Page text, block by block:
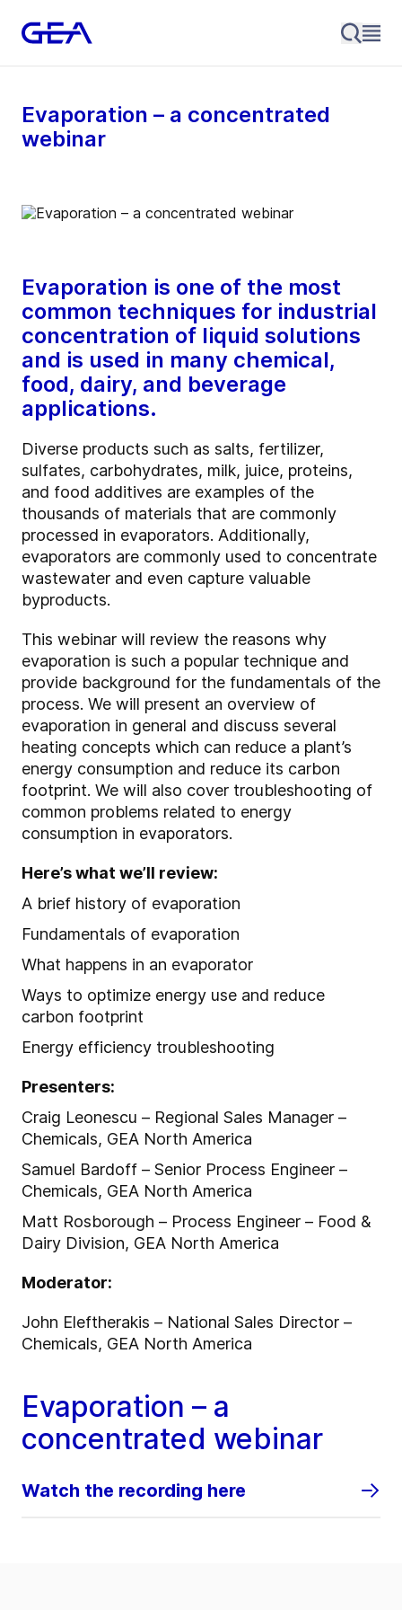
Evaporation – a concentrated
webinar
Evaporation is one of the most
common techniques for industrial
concentration of liquid solutions
and is used in many chemical,
food, dairy, and beverage
applications.
Diverse products such as salts, fertilizer,
sulfates, carbohydrates, milk, juice, proteins,
and food additives are examples of the
thousands of materials that are commonly
processed in evaporators. Additionally,
evaporators are commonly used to concentrate
wastewater and even capture valuable
byproducts.
This webinar will review the reasons why
evaporation is such a popular technique and
provide background for the fundamentals of the
process. We will present an overview of
evaporation in general and discuss several
heating concepts which can reduce a plant’s
energy consumption and reduce its carbon
footprint. We will also cover troubleshooting of
common problems related to energy
consumption in evaporators.
Here’s what we’ll review:
A brief history of evaporation
Fundamentals of evaporation
What happens in an evaporator
Ways to optimize energy use and reduce
carbon footprint
Energy efficiency troubleshooting
Presenters:
Craig Leonescu – Regional Sales Manager –
Chemicals, GEA North America
Samuel Bardoff – Senior Process Engineer –
Chemicals, GEA North America
Matt Rosborough – Process Engineer – Food &
Dairy Division, GEA North America
Moderator:
John Eleftherakis – National Sales Director –
Chemicals, GEA North America
Evaporation – a
concentrated webinar
Watch the recording here